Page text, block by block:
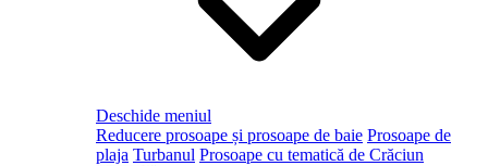
Deschide meniul
Reducere prosoape și prosoape de baie Prosoape de
plaja Turbanul Prosoape cu tematică de Crăciun